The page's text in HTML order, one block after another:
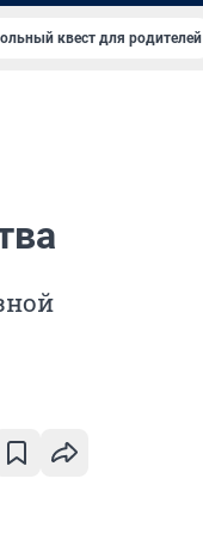
квест для родителей